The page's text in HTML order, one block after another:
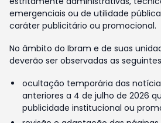
emergenciais ou de utilidade
caráter publicitário ou promocional.
No âmbito do Ibram e de suas
deverão ser observadas as
ocultação temporária das
anteriores a 4 de julho de 2026
publicidade institucional ou